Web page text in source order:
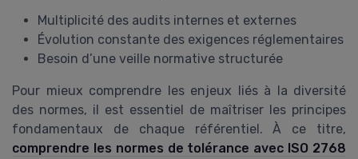
Multiplicité des audits internes et externes
Évolution constante des exigences réglementaires
Besoin d’une veille normative structurée
Pour mieux comprendre les enjeux liés à la diversité
des normes, il est essentiel de maîtriser les principes
fondamentaux de chaque référentiel. À ce titre,
comprendre les normes de tolérance avec ISO 2768